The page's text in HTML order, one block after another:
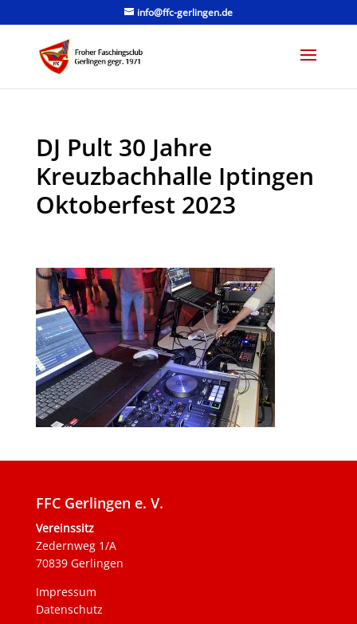
info@ffc-gerlingen.de
DJ Pult 30 Jahre
Kreuzbachhalle Iptingen
Oktoberfest 2023
FFC Gerlingen e. V.
Vereinssitz
Zedernweg 1/A
70839 Gerlingen
Impressum
Datenschutz